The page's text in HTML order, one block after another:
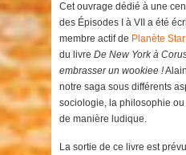
Cet ouvrage dédié à une
des Épisodes I à VII a été
membre actif de Planète
du livre De New York à
embrasser un wookiee !
notre saga sous différents
sociologie, la philosophie
de manière ludique.
La sortie de ce livre est